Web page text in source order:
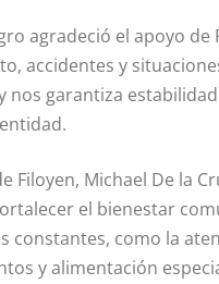
agradeció el apoyo
accidentes y
nos garantiza
Filoyen, Michael De la
el bienestar
constantes, como la
y alimentación